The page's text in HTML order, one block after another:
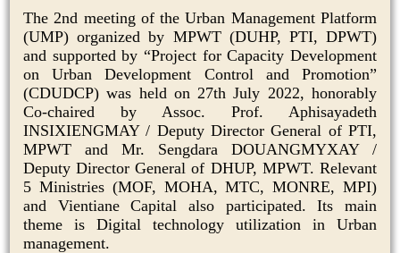
The 2nd meeting of the Urban Management Platform
(UMP) organized by MPWT (DUHP, PTI, DPWT)
and supported by “Project for Capacity Development
on Urban Development Control and Promotion”
(CDUDCP) was held on 27th July 2022, honorably
Co-chaired by Assoc. Prof. Aphisayadeth
INSIXIENGMAY / Deputy Director General of PTI,
MPWT and Mr. Sengdara DOUANGMYXAY /
Deputy Director General of DHUP, MPWT. Relevant
5 Ministries (MOF, MOHA, MTC, MONRE, MPI)
and Vientiane Capital also participated. Its main
theme is Digital technology utilization in Urban
management.